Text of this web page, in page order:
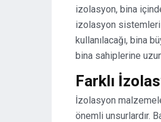
izolasyon, bina
izolasyon sistemleri
kullanılacağı, bina
bina sahiplerine
Farklı
İzolasyon
önemli unsurlardır.